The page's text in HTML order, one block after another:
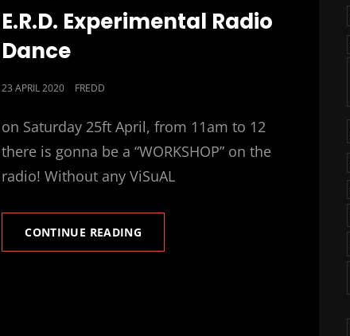
LINKS
E.R.D. Experimental Radio
Dance
POSTED
23 APRIL 2020 FREDD
on Saturday 25ft April, from 11am to 12
there is gonna be a “WORKSHOP” on the
radio! Without any ViSuAL
CONTINUE READING
EXPERIMENTAL